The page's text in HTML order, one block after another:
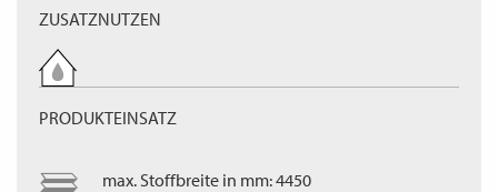
ZUSATZNUTZEN
PRODUKTEINSATZ
max. Stoffbreite in mm: 4450